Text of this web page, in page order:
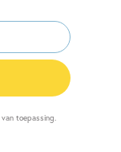
van toepassing.